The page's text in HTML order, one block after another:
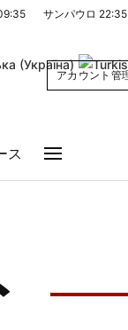
サンパウロ 22:35
アカウント管
ス